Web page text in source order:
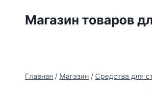
Магазин товаров
Главная / Магазин / Средства для